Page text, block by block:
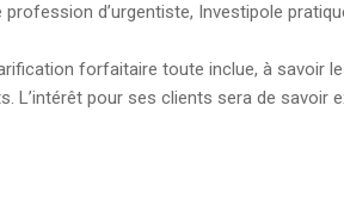
d’urgentiste, Investipole
forfaitaire toute inclue, à savoir
L’intérêt pour ses clients sera de